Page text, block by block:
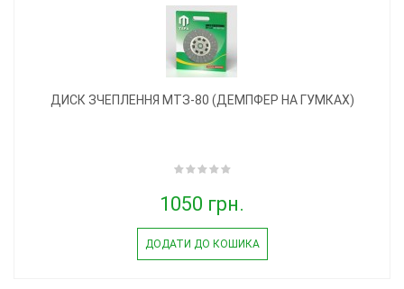
ДИСК ЗЧЕПЛЕННЯ МТЗ-80 (ДЕМПФЕР НА ГУМКАХ)
1050 грн.
ДОДАТИ ДО КОШИКА